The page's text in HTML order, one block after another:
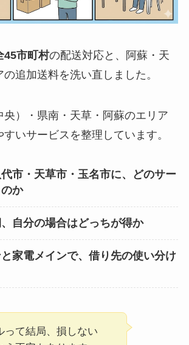
45市町村の配送対応と、阿蘇・天
追加送料を洗い直しました。
央）・県南・天草・阿蘇のエリア
いサービスを整理しています。
市・天草市・玉名市に、どのサー
か
自分の場合はどっちが得か
家電メインで、借り先の使い分け
って結局、損しない